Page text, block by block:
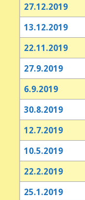
27.12.2019
13.12.2019
22.11.2019
27.9.2019
6.9.2019
30.8.2019
12.7.2019
10.5.2019
22.2.2019
25.1.2019